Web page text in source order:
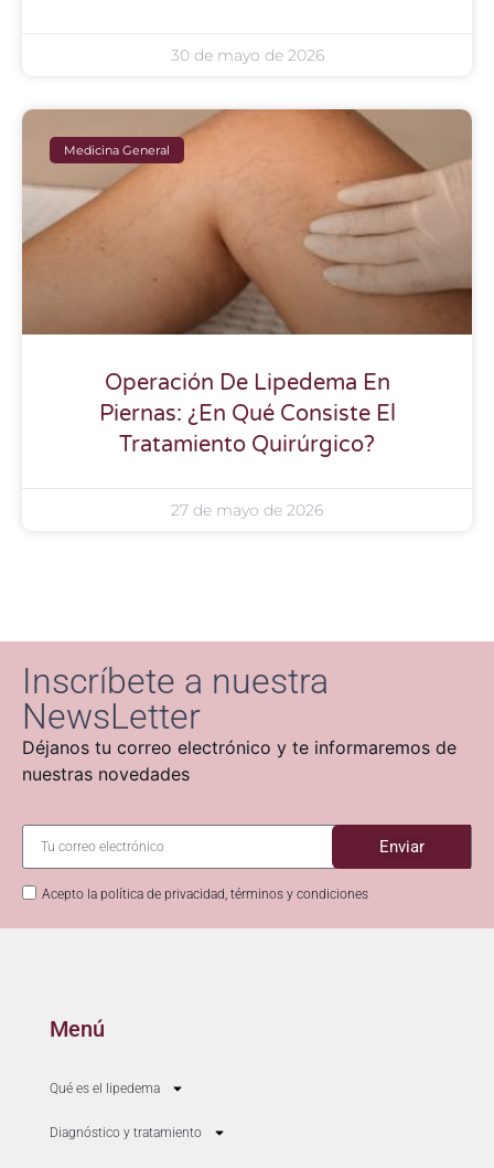
30 de mayo de 2026
Medicina General
Operación De Lipedema En
Piernas: ¿En Qué Consiste El
Tratamiento Quirúrgico?
27 de mayo de 2026
Inscríbete a nuestra
NewsLetter
Déjanos tu correo electrónico y te informaremos de
nuestras novedades
Acepto la política de privacidad, términos y condiciones
Enviar
Menú
Qué es el lipedema
Diagnóstico y tratamiento